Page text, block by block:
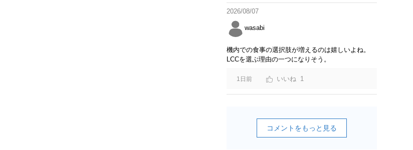
2026/08/07
wasabi
機内での食事の選択肢が増えるのは嬉しいよね。
LCCを選ぶ理由の一つになりそう。
1日前 1
コメントをもっと見る